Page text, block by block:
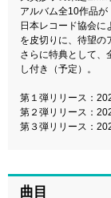
アルバム全10作品が
日本レコード協会に
を皮切りに、待望の
さらに特典として、
し付き（予定）。
第１弾リリース：
第２弾リリース：
第３弾リリース：
曲目